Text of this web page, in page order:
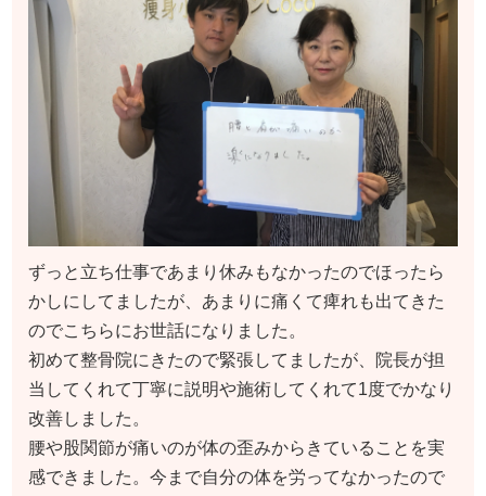
ずっと立ち仕事であまり休みもなかったのでほったら
かしにしてましたが、あまりに痛くて痺れも出てきた
のでこちらにお世話になりました。
初めて整骨院にきたので緊張してましたが、院長が担
当してくれて丁寧に説明や施術してくれて1度でかなり
改善しました。
腰や股関節が痛いのが体の歪みからきていることを実
感できました。今まで自分の体を労ってなかったので